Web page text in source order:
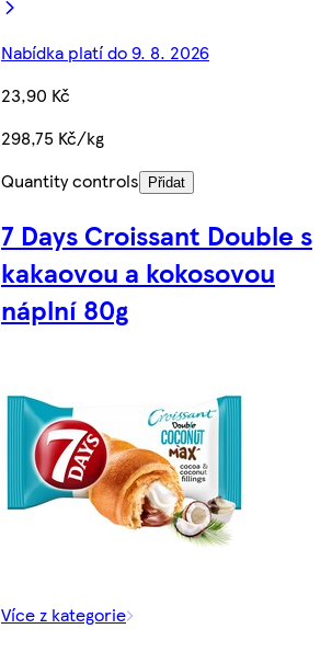
Nabídka platí do 9. 8. 2026
23,90 Kč
298,75 Kč/kg
Quantity controls
Přidat
7 Days Croissant Double s
kakaovou a kokosovou
náplní 80g
Více z kategorie